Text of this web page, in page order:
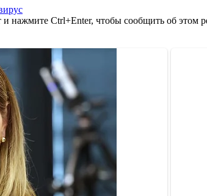
нажмите Ctrl+Enter, чтобы сообщить об этом